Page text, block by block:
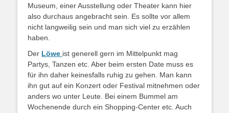
Museum, einer Ausstellung oder Theater kann hier
also durchaus angebracht sein. Es sollte vor allem
nicht langweilig sein und man sich viel zu erzählen
haben.
Der Löwe ist generell gern im Mittelpunkt mag
Partys, Tanzen etc. Aber beim ersten Date muss es
für ihn daher keinesfalls ruhig zu gehen. Man kann
ihn gut auf ein Konzert oder Festival mitnehmen oder
anders wo unter Leute. Bei einem Bummel am
Wochenende durch ein Shopping-Center etc. Auch